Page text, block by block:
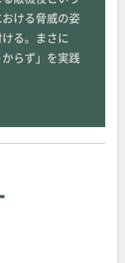
ける脅威の姿
る。まさに
からず」を実践